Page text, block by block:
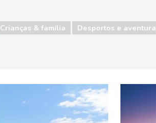
Crianças & família Desportos e aventura
Natureza e ar livre